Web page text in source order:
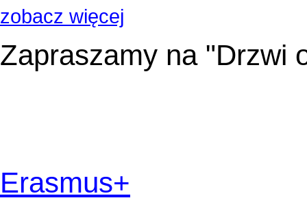
zobacz więcej
Zapraszamy na "Drzwi
Erasmus+